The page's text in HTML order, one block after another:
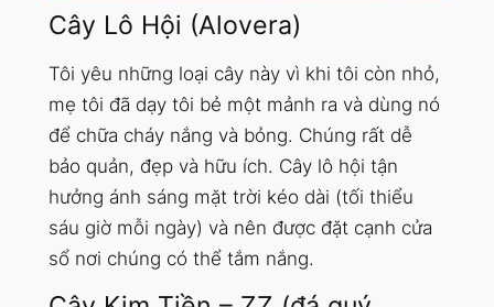
Cây Lô Hội (Alovera)
Tôi yêu những loại cây này vì khi tôi còn nhỏ,
mẹ tôi đã dạy tôi bẻ một mảnh ra và dùng nó
để chữa cháy nắng và bỏng. Chúng rất dễ
bảo quản, đẹp và hữu ích. Cây lô hội tận
hưởng ánh sáng mặt trời kéo dài (tối thiểu
sáu giờ mỗi ngày) và nên được đặt cạnh cửa
sổ nơi chúng có thể tắm nắng.